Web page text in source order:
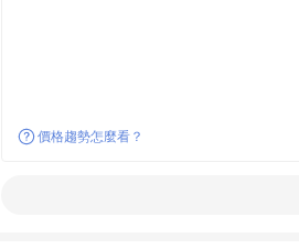
價格趨勢怎麼看？